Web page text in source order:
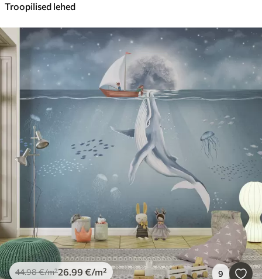
Troopilised lehed
44.98€/m²26.99 €/m² 9